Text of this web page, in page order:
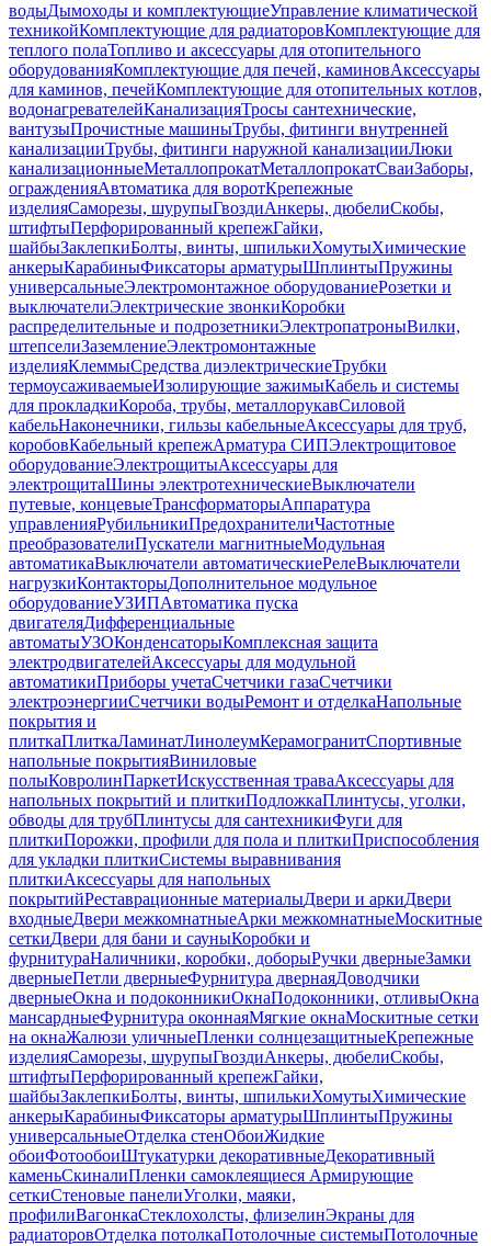
водыДымоходы и комплектующиеУправление климатической
техникойКомплектующие для радиаторовКомплектующие для
теплого полаТопливо и аксессуары для отопительного
оборудованияКомплектующие для печей, каминовАксессуары
для каминов, печейКомплектующие для отопительных котлов,
водонагревателейКанализацияТросы сантехнические,
вантузыПрочистные машиныТрубы, фитинги внутренней
канализацииТрубы, фитинги наружной канализацииЛюки
канализационныеМеталлопрокатМеталлопрокатСваиЗаборы,
огражденияАвтоматика для воротКрепежные
изделияСаморезы, шурупыГвоздиАнкеры, дюбелиСкобы,
штифтыПерфорированный крепежГайки,
шайбыЗаклепкиБолты, винты, шпилькиХомутыХимические
анкерыКарабиныФиксаторы арматурыШплинтыПружины
универсальныеЭлектромонтажное оборудованиеРозетки и
выключателиЭлектрические звонкиКоробки
распределительные и подрозетникиЭлектропатроныВилки,
штепселиЗаземлениеЭлектромонтажные
изделияКлеммыСредства диэлектрическиеТрубки
термоусаживаемыеИзолирующие зажимыКабель и системы
для прокладкиКороба, трубы, металлорукавСиловой
кабельНаконечники, гильзы кабельныеАксессуары для труб,
коробовКабельный крепежАрматура СИПЭлектрощитовое
оборудованиеЭлектрощитыАксессуары для
электрощитаШины электротехническиеВыключатели
путевые, концевыеТрансформаторыАппаратура
управленияРубильникиПредохранителиЧастотные
преобразователиПускатели магнитныеМодульная
автоматикаВыключатели автоматическиеРелеВыключатели
нагрузкиКонтакторыДополнительное модульное
оборудованиеУЗИПАвтоматика пуска
двигателяДифференциальные
автоматыУЗОКонденсаторыКомплексная защита
электродвигателейАксессуары для модульной
автоматикиПриборы учетаСчетчики газаСчетчики
электроэнергииСчетчики водыРемонт и отделкаНапольные
покрытия и
плиткаПлиткаЛаминатЛинолеумКерамогранитСпортивные
напольные покрытияВиниловые
полыКовролинПаркетИскусственная траваАксессуары для
напольных покрытий и плиткиПодложкаПлинтусы, уголки,
обводы для трубПлинтусы для сантехникиФуги для
плиткиПорожки, профили для пола и плиткиПриспособления
для укладки плиткиСистемы выравнивания
плиткиАксессуары для напольных
покрытийРеставрационные материалыДвери и аркиДвери
входныеДвери межкомнатныеАрки межкомнатныеМоскитные
сеткиДвери для бани и сауныКоробки и
фурнитураНаличники, коробки, доборыРучки дверныеЗамки
дверныеПетли дверныеФурнитура двернаяДоводчики
дверныеОкна и подоконникиОкнаПодоконники, отливыОкна
мансардныеФурнитура оконнаяМягкие окнаМоскитные сетки
на окнаЖалюзи уличныеПленки солнцезащитныеКрепежные
изделияСаморезы, шурупыГвоздиАнкеры, дюбелиСкобы,
штифтыПерфорированный крепежГайки,
шайбыЗаклепкиБолты, винты, шпилькиХомутыХимические
анкерыКарабиныФиксаторы арматурыШплинтыПружины
универсальныеОтделка стенОбоиЖидкие
обоиФотообоиШтукатурки декоративныеДекоративный
каменьСкиналиПленки самоклеящиеся Армирующие
сеткиСтеновые панелиУголки, маяки,
профилиВагонкаСтеклохолсты, флизелинЭкраны для
радиаторовОтделка потолкаПотолочные системыПотолочные